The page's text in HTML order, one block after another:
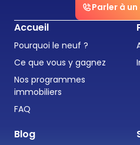
Parler à
Accueil
Pourquoi le neuf ?
Ce que vous y gagnez
Nos programmes
immobiliers
FAQ
Blog